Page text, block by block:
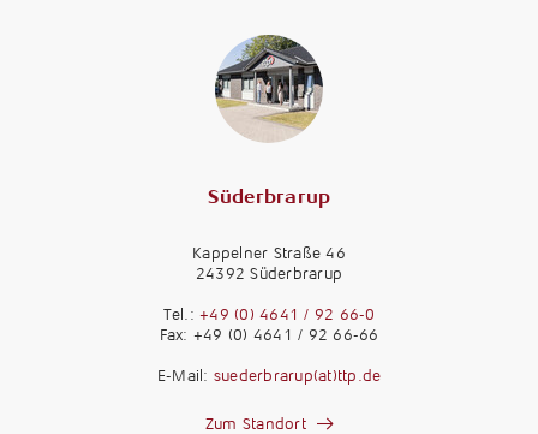
Süderbrarup
Kappelner Straße 46
24392 Süderbrarup
Tel.: +49 (0) 4641 / 92 66-0
Fax: +49 (0) 4641 / 92 66-66
E-Mail: suederbrarup(at)ttp.de
Zum Standort